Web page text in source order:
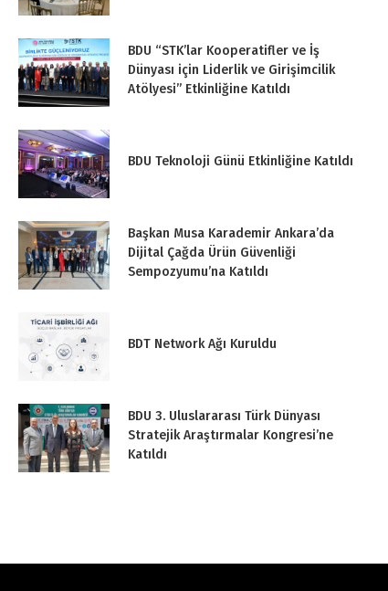
BDU “STK’lar Kooperatifler ve İş
Dünyası için Liderlik ve Girişimcilik
Atölyesi” Etkinliğine Katıldı
BDU Teknoloji Günü Etkinliğine Katıldı
Başkan Musa Karademir Ankara’da
Dijital Çağda Ürün Güvenliği
Sempozyumu’na Katıldı
BDT Network Ağı Kuruldu
BDU 3. Uluslararası Türk Dünyası
Stratejik Araştırmalar Kongresi’ne
Katıldı